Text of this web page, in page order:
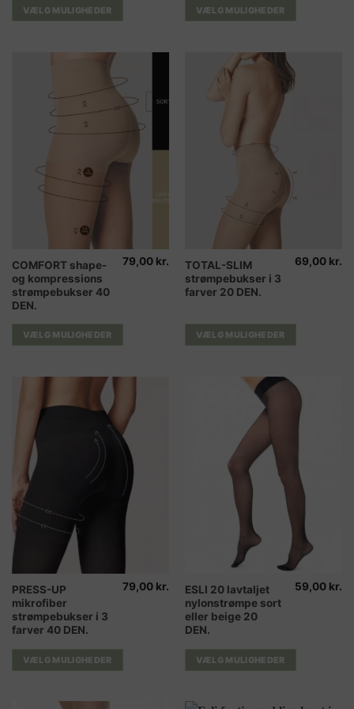
VÆLG MULIGHEDER
varianter.
Mulighederne
VÆLG MULIGHEDER
varianter.
Mulighederne
COMFORT shape-
og kompressions
strømpebukser 40
DEN.
79,00 kr.
VÆLG MULIGHEDER
Dette
vare
har
flere
varianter.
Mulighederne
vælges
varesiden
TOTAL-SLIM
strømpebukser i 3
farver 20 DEN.
69,00 kr.
VÆLG MULIGHEDER
Dette
vare
har
varianter.
Mulighederne
PRESS-UP
mikrofiber
strømpebukser i 3
farver 40 DEN.
79,00 kr.
VÆLG MULIGHEDER
Dette
vare
har
varianter.
Mulighederne
ESLI 20 lavtaljet
nylonstrømpe sort
eller beige 20
DEN.
59,00 kr.
VÆLG MULIGHEDER
Dette
vare
har
varianter.
Mulighederne
vælges